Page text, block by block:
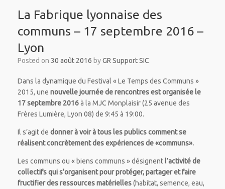
La Fabrique lyonnaise des
communs – 17 septembre 2016 –
Lyon
Posted on 30 août 2016 byGR Support SIC
Dans la dynamique du Festival « Le Temps des Communs »
2015, une nouvelle journée de rencontres est organisée le
17 septembre 2016à la MJC Monplaisir (25 avenue des
Frères Lumière, Lyon 08) de 9:45 à 19:00.
Il s’agit de donner à voir à tous les publics comment se
réalisent concrètement des expériences de «communs».
Les communs ou « biens communs » désignent l’activité de
collectifs qui s’organisent pour protéger, partager et faire
fructifier des ressources matérielles(habitat, semence, eau,